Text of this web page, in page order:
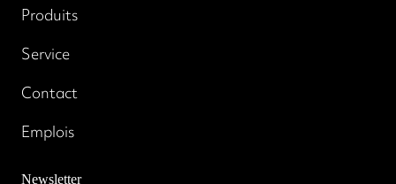
Produits
Service
Contact
Emplois
Newsletter